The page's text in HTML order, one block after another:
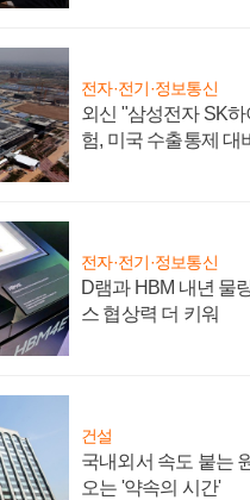
전자·전기·정보통신
외신 "삼성전자 SK
험, 미국 수출통제 대
전자·전기·정보통신
D램과 HBM 내년 물
스 협상력 더 키워
건설
국내외서 속도 붙는
오는 '약속의 시간'